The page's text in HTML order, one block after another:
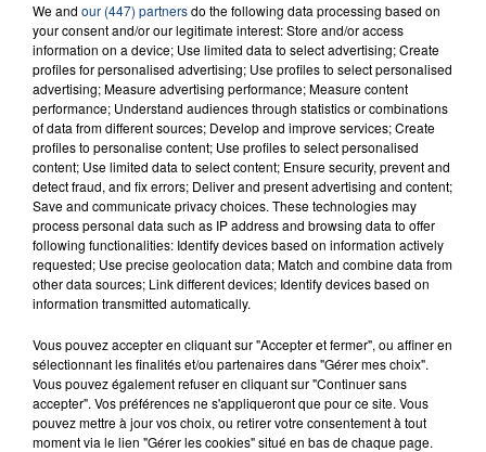
D'AUTRES JEUX
LE MOT CASH !
We and our (447) partnersdo the following data processing based on
your consent and/or our legitimate interest: Store and/or access
information on a device; Use limited data to select advertising; Create
profiles for personalised advertising; Use profiles to select personalised
advertising; Measure advertising performance; Measure content
performance; Understand audiences through statistics or combinations
of data from different sources; Develop and improve services; Create
profiles to personalise content; Use profiles to select personalised
content; Use limited data to select content; Ensure security, prevent and
detect fraud, and fix errors; Deliver and present advertising and content;
Save and communicate privacy choices. These technologies may
process personal data such as IP address and browsing data to offer
following functionalities: Identify devices based on information actively
requested; Use precise geolocation data; Match and combine data from
other data sources; Link different devices; Identify devices based on
information transmitted automatically.
Vous pouvez accepter en cliquant sur "Accepter et fermer", ou affiner en
sélectionnant les finalités et/ou partenaires dans "Gérer mes choix".
Vous pouvez également refuser en cliquant sur "Continuer sans
accepter". Vos préférences ne s'appliqueront que pour ce site. Vous
pouvez mettre à jour vos choix, ou retirer votre consentement à tout
moment via le lien "Gérer les cookies" situé en bas de chaque page.